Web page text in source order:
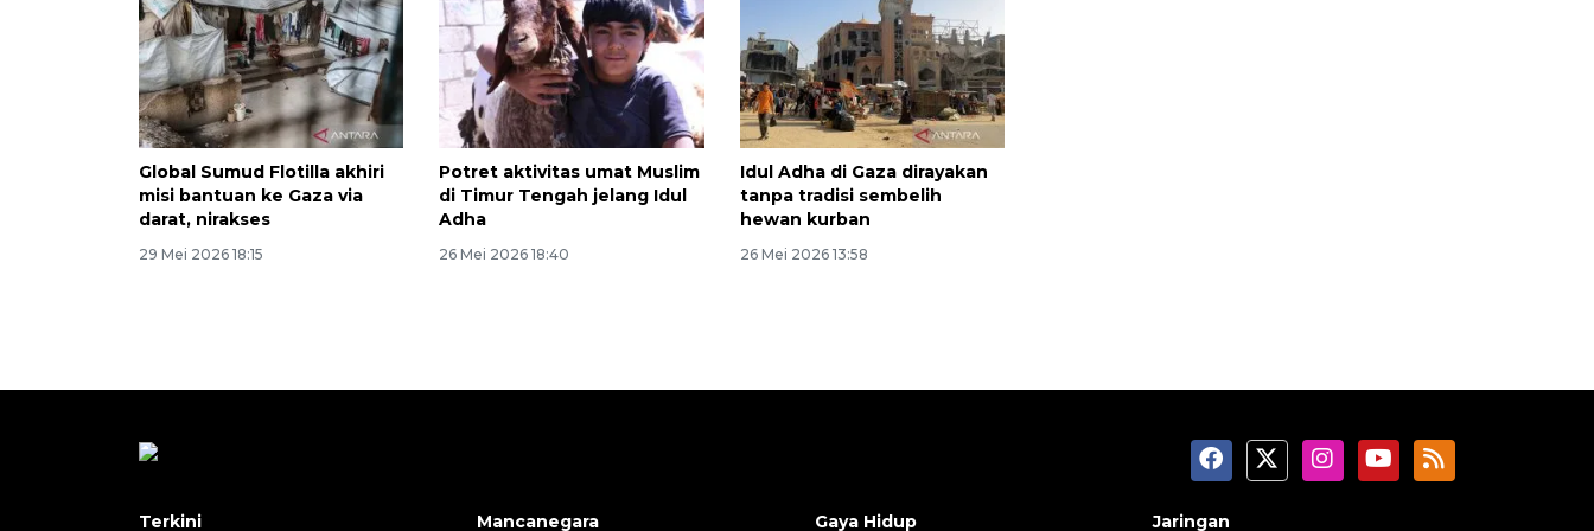
Global Sumud Flotilla akhiri
misi bantuan ke Gaza via
darat, nirakses
29 Mei 2026 18:15
Potret aktivitas umat Muslim
di Timur Tengah jelang Idul
Adha
26 Mei 2026 18:40
Idul Adha di Gaza dirayakan
tanpa tradisi sembelih
hewan kurban
26 Mei 2026 13:58
Terkini Mancanegara Gaya Hidup Jaringan